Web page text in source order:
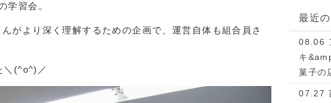
学習会。
がより深く理解するための企画で、運営自体も組合員さ
＼(^o^)／
最近
08.06
キ
菓子の
07.27